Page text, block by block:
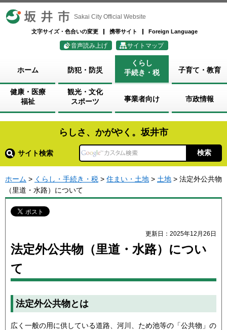
坂井市 Sakai City Official Website
文字サイズ・色合いの変更 携帯サイト Foreign Language
音声読み上げ サイトマップ
ホーム 防犯・防災
くらし
手続き・税
子育て・教育
健康・医療
福祉
観光・文化
スポーツ
事業者向け 市政情報
らしさ、かがやく。坂井市
サイト検索
ホーム > くらし・手続き・税 > 住まい・土地 > 土地 > 法定外公共物
（里道・水路）について
更新日：2025年12月26日
法定外公共物（里道・水路）につい
て
法定外公共物とは
広く一般の用に供している道路、河川、ため池等の「公共物」の